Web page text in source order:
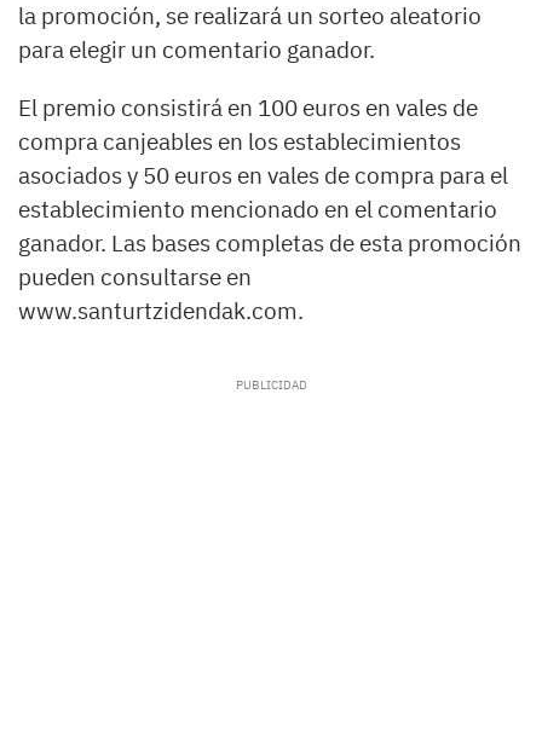
la promoción, se realizará un sorteo aleatorio
para elegir un comentario ganador.
El premio consistirá en 100 euros en vales de
compra canjeables en los establecimientos
asociados y 50 euros en vales de compra para el
establecimiento mencionado en el comentario
ganador. Las bases completas de esta promoción
pueden consultarse en
www.santurtzidendak.com.